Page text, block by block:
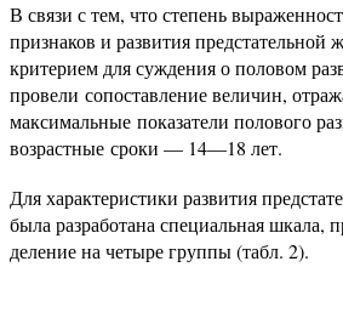
В связи с тем, что степень
признаков и развития предстательной
критерием для суждения о половом
провели сопоставление величин,
максимальные показатели полового
возрастные сроки — 14—18 лет.
Для характеристики развития
была разработана специальная шкала,
деление на четыре группы (табл. 2).